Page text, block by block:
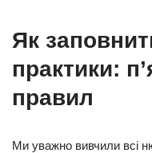
Як
практики:
правил
Ми уважно вивчили всі